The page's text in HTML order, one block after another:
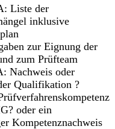
Liste der
inklusive
zur Eignung der
zum Prüfteam
Nachweis oder
Qualifikation ?
oder ein
Kompetenznachweis